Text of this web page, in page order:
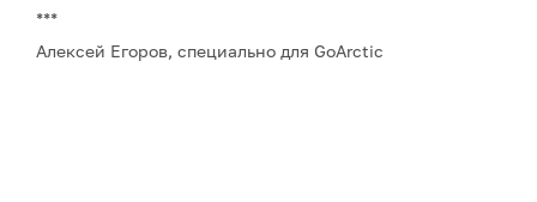
***
Алексей Егоров, специально для GoArctic